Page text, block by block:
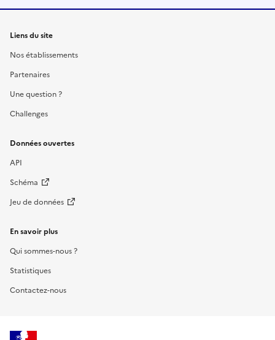
Liens du site
Nos établissements
Partenaires
Une question ?
Challenges
Données ouvertes
API
Schéma
Jeu de données
En savoir plus
Qui sommes-nous ?
Statistiques
Contactez-nous